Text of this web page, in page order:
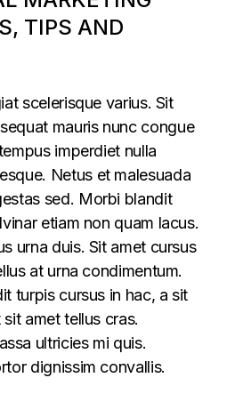
TIPS AND
scelerisque varius. Sit
mauris nunc congue
imperdiet nulla
Netus et malesuada
sed. Morbi blandit
etiam non quam lacus.
urna duis. Sit amet cursus
at urna condimentum.
turpis cursus in hac, a sit
amet tellus cras.
ultricies mi quis.
dignissim convallis.